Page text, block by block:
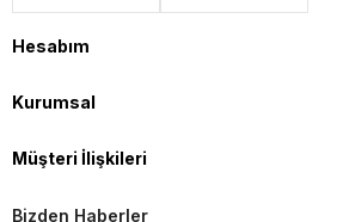
Hesabım
Kurumsal
Müşteri İlişkileri
Bizden Haberler